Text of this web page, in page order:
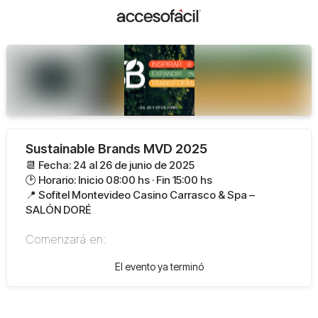
Sustainable Brands MVD 2025
📆 Fecha: 24 al 26 de junio de 2025
🕑 Horario: Inicio 08:00 hs · Fin 15:00 hs
📍 Sofitel Montevideo Casino Carrasco & Spa –
SALÓN DORÉ
Comenzará en:
El evento ya terminó